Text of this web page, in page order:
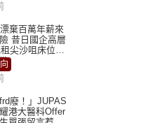
棄百萬年薪來
昔日國企高層
尖沙咀床位｜
frd廢！」JUPAS
港大醫科Offer